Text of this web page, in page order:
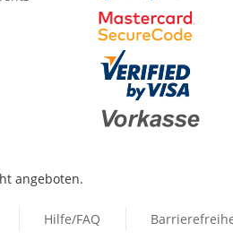
angeboten.
Hilfe/FAQ